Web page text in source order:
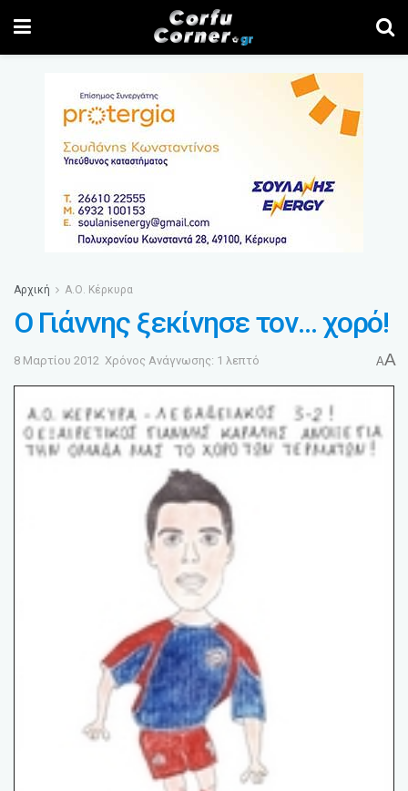
Αρχική Α.Ο. Κέρκυρα
Ο Γιάννης ξεκίνησε τον… χορό!
8 Μαρτίου 2012 Χρόνος Ανάγνωσης: 1 λεπτό AA